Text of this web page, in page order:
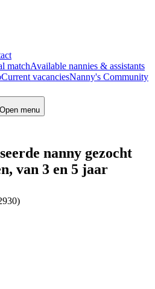
matchAvailable nannies & assistants
Current vacanciesNanny's Community
Open menu
nanny gezocht
van 3 en 5 jaar